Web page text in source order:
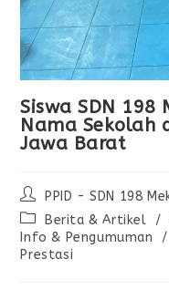
Siswa SDN
Nama Sekolah
Jawa Barat
PPID - SDN 198
Berita & Artikel
/
Info & Pengumuman
/
Prestasi